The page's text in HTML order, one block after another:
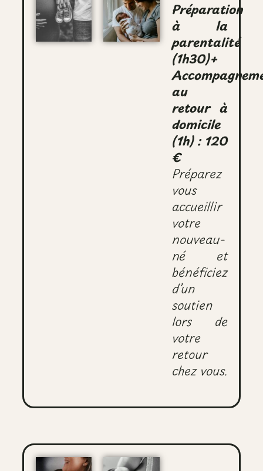
Préparation
à la
parentalité
(1h30)+
au
retour à
domicile
(1h) : 120
€
Préparez
vous
accueillir
votre
nouveau-
né et
bénéficiez
d’un
soutien
lors de
votre
retour
chez vous.